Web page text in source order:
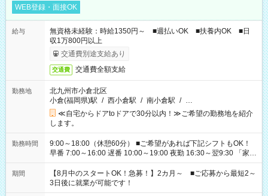
WEB登録・面接OK
給与
無資格未経験：時給1350円～ ■週払いOK ■扶養内OK ■日
収1万800円以上
交通費別途支給あり
交通費 交通費全額支給
勤務地
北九州市小倉北区
小倉(福岡県)駅 / 西小倉駅 / 南小倉駅 / …
≪自宅からドアtoドアで30分以内！≫ご希望の勤務地を紹介
します。
勤務時間
9:00～18:00（休憩60分） ■ご希望があれば下記シフトもOK！
早番 7:00～16:00 遅番 10:00～19:00 夜勤 16:30～翌9:30 「家族
と休みを合わせたい」 「余裕を持って夕飯の準備がしたい」
「できれば残業はしたくない」 など、ご希望を教えてください
ね。 ※Wワーク希望の方へ 今ご覧のお仕事で希望する勤務時間
と、もう1つのお仕事の勤務時間。 合計で週40時間を超える場
期間
【8月中のスタートOK！急募！】2カ月～ ■ご応募から最短2～
3日後に就業が可能です！